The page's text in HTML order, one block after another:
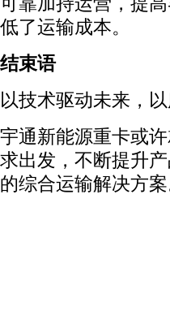
低了运输成本。
结束语
以技术驱动未来，以
宇通新能源重卡或
求出发，不断提升
的综合运输解决方案